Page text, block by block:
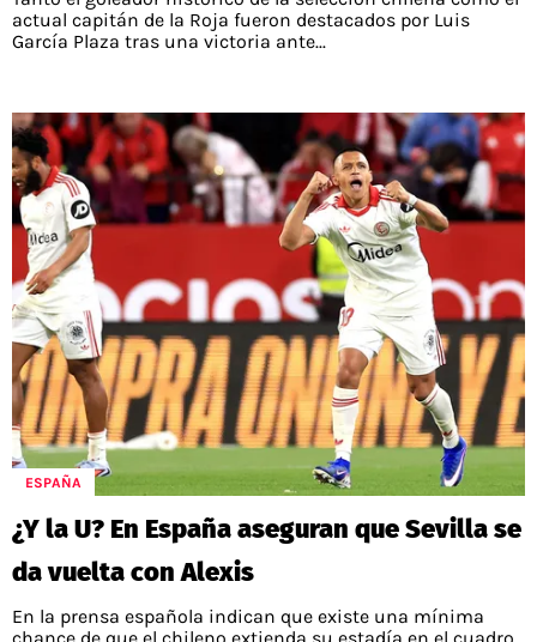
actual capitán de la Roja fueron destacados por Luis
García Plaza tras una victoria ante...
ESPAÑA
¿Y la U? En España aseguran que Sevilla se
da vuelta con Alexis
En la prensa española indican que existe una mínima